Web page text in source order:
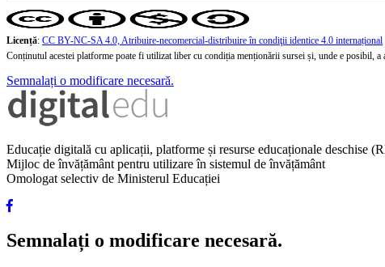
Licență: CC BY-NC-SA 4.0, Atribuire-necomercial-distribuire în condiţii identice 4.0 internațional
Conținutul acestei platforme poate fi utilizat liber cu condiția menționării sursei și, unde e posibil,
Semnalați o modificare necesară.
Educație digitală cu aplicații, platforme și resurse educaționale deschise
Mijloc de învățământ pentru utilizare în sistemul de învățământ
Omologat selectiv de Ministerul Educației
Semnalați o modificare necesară.